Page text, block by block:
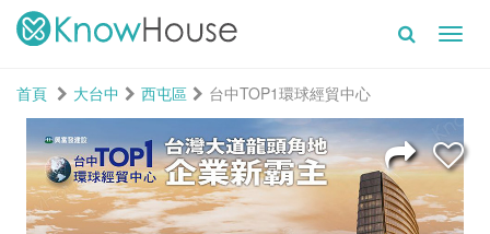
首頁
大台中 西屯區 台中TOP1環球經貿中心